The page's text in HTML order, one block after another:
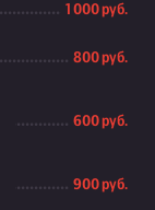
1 000 руб.
800 руб.
600 руб.
900 руб.